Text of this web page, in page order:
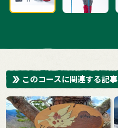
このコースに関連する記事